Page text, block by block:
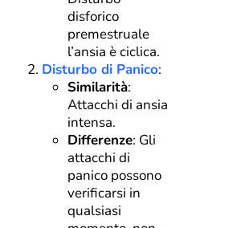
disforico
premestruale
l’ansia è ciclica.
Disturbo di Panico:
Similarità:
Attacchi di ansia
intensa.
Differenze: Gli
attacchi di
panico possono
verificarsi in
qualsiasi